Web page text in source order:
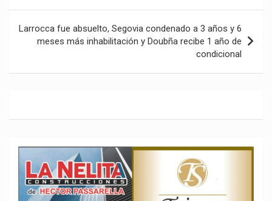
entradas
Larrocca fue absuelto, Segovia condenado a 3 años y 6
meses más inhabilitación y Doubña recibe 1 año de
condicional